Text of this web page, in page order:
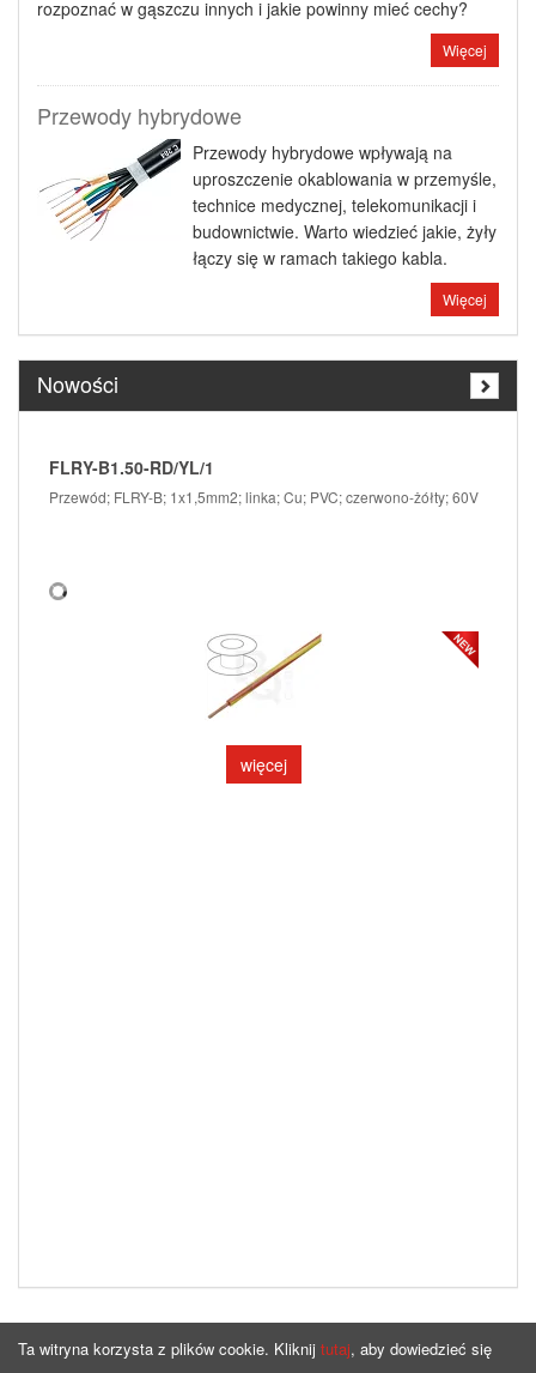
rozpoznać w gąszczu innych i jakie powinny mieć cechy?
Więcej
Przewody hybrydowe
Przewody hybrydowe wpływają na
uproszczenie okablowania w przemyśle,
technice medycznej, telekomunikacji i
budownictwie. Warto wiedzieć jakie, żyły
łączy się w ramach takiego kabla.
Więcej
Nowości
FLRY-B1.50-RD/YL/1
Przewód; FLRY-B; 1x1,5mm2; linka; Cu; PVC; czerwono-żółty; 60V
więcej
Ta witryna korzysta z plików cookie. Kliknij tutaj, aby dowiedzieć się